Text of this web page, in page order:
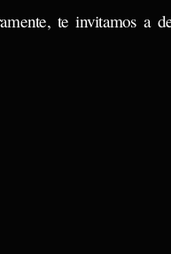
te invitamos a